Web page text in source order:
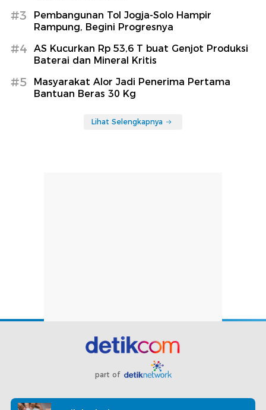
#3
Pembangunan Tol Jogja-Solo Hampir
Rampung, Begini Progresnya
#4
AS Kucurkan Rp 53,6 T buat Genjot Produksi
Baterai dan Mineral Kritis
#5
Masyarakat Alor Jadi Penerima Pertama
Bantuan Beras 30 Kg
Lihat Selengkapnya
part of
Redaksi Pedoman Media Siber Karir Kotak Pos